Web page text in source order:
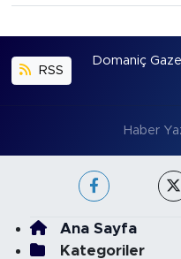
RSS
Domaniç
Haber
Ana Sayfa
Kategoriler